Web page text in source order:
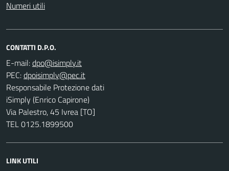
Numeri utili
CONTATTI D.P.O.
E-mail:
PEC:
Responsabile Protezione dati
iSimply (Enrico Capirone)
Via Palestro, 45 Ivrea [TO]
TEL 0125.1899500
LINK UTILI